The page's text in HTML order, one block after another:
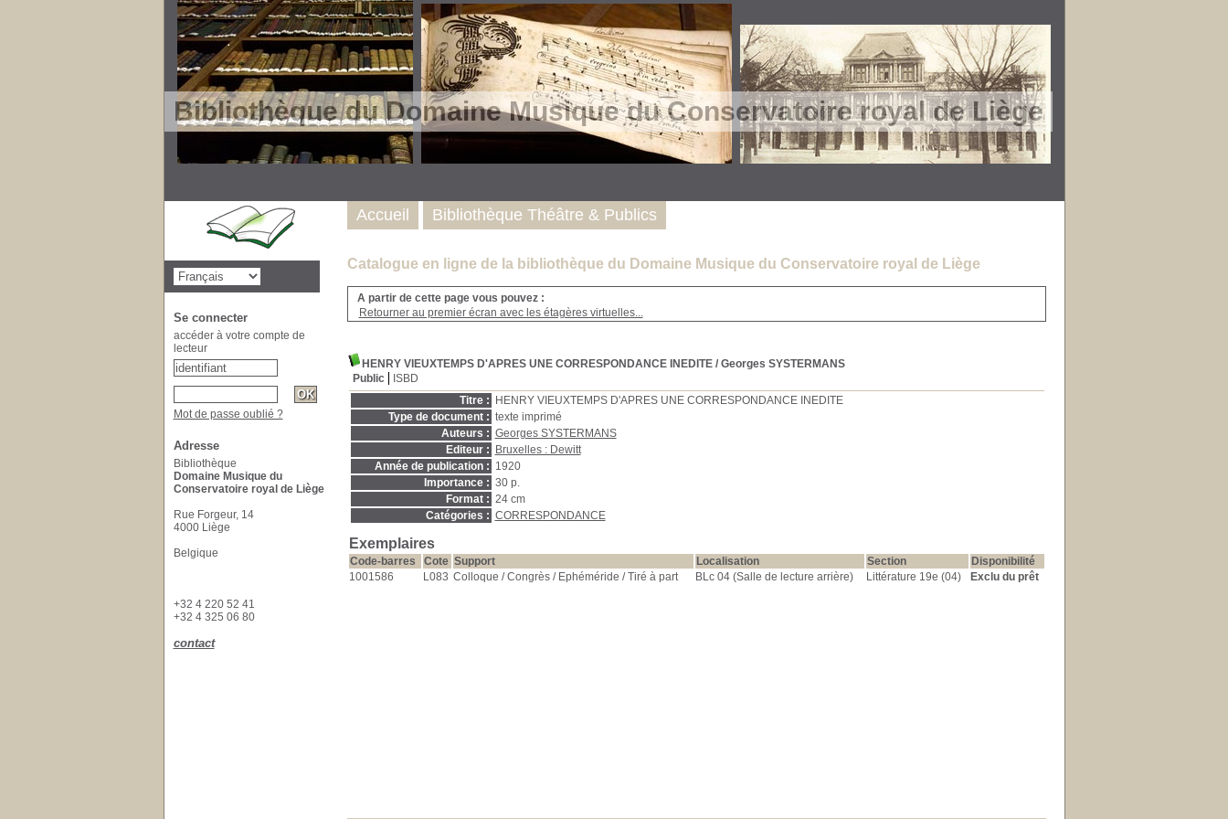
Bibliothèque du Domaine Musique du Conservatoire royal de Liège
Catalogue en ligne de la bibliothèque du Domaine Musique du Conservatoire royal de Liège
A partir de cette page vous pouvez :
Retourner au premier écran avec les étagères virtuelles...
HENRY VIEUXTEMPS D'APRES UNE CORRESPONDANCE INEDITE/ Georges SYSTERMANS
Public
ISBD
Titre :
HENRY VIEUXTEMPS D'APRES UNE CORRESPONDANCE INEDITE
Type de document : texte imprimé
Auteurs : Georges SYSTERMANS
Editeur :
Bruxelles : Dewitt
Année de publication : 1920
Importance : 30 p.
Format : 24 cm
Catégories : CORRESPONDANCE
Exemplaires
Code-barres Cote Support Localisation Section
Disponibilité
1001586
L083 Colloque / Congrès / Ephéméride / Tiré à part BLc 04 (Salle de lecture arrière) Littérature 19e (04) Exclu du prêt
Accueil Bibliothèque Théâtre & Publics
Se connecter
accéder à votre compte de
lecteur
Mot de passe oublié ?
Adresse
Bibliothèque
Domaine Musique du
Conservatoire royal de Liège
Rue Forgeur, 14
4000 Liège
Belgique
+32 4 220 52 41
+32 4 325 06 80
contact